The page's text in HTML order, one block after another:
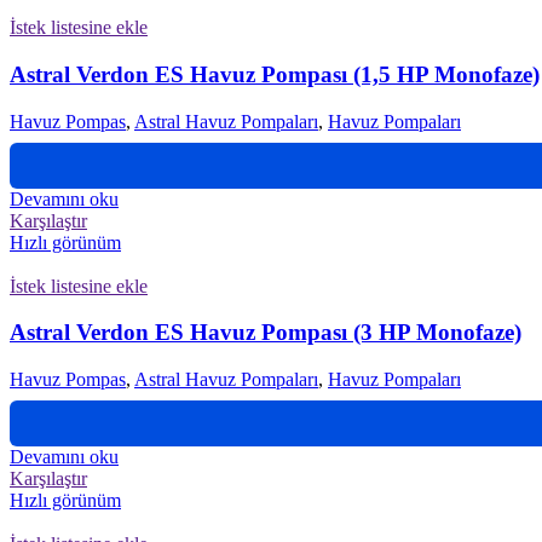
İstek listesine ekle
Astral Verdon ES Havuz Pompası (1,5 HP Monofaze)
Havuz Pompas, Astral Havuz Pompaları, Havuz Pompaları
Devamını oku
Karşılaştır
Hızlı görünüm
İstek listesine ekle
Astral Verdon ES Havuz Pompası (3 HP Monofaze)
Havuz Pompas, Astral Havuz Pompaları, Havuz Pompaları
Devamını oku
Karşılaştır
Hızlı görünüm